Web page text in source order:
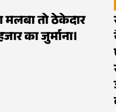
मलबा तो ठेकेदार
का जुर्माना।